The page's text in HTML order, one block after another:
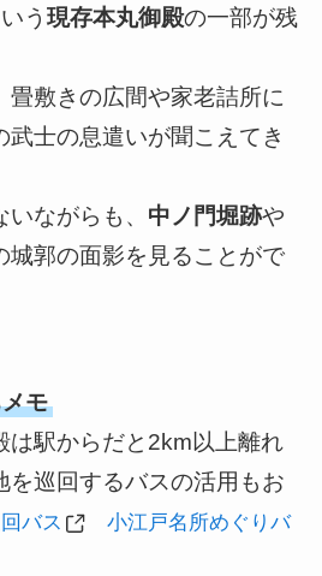
う 現存本丸御殿の一部が残
畳敷きの広間や家老詰所に
武士の息遣いが聞こえてき
ながらも、 中ノ門堀跡や
城郭の面影を見ることがで
モ
は駅からだと2km以上離れ
を巡回するバスの活用もお
バス
小江戸名所めぐりバ